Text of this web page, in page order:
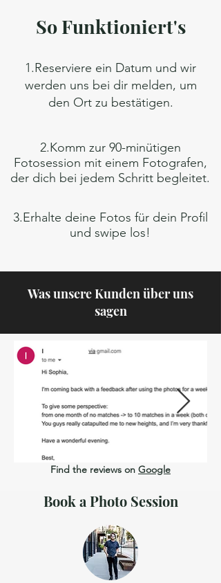
So Funktioniert's
1.Reserviere ein Datum und wir
werden uns bei dir melden, um
den Ort zu bestätigen.
2.Komm zur 90-minütigen
Fotosession mit einem Fotografen,
der dich bei jedem Schritt begleitet.
3.Erhalte deine Fotos für dein Profil
und swipe los!
Was unsere Kunden über uns
sagen
Find the reviews on Google
Book a Photo Session